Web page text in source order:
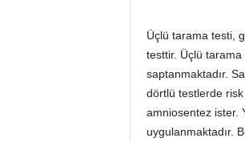
Üçlü tarama testi,
testtir. Üçlü tarama
saptanmaktadır.
dörtlü testlerde
amniosentez ister.
uygulanmaktadır.